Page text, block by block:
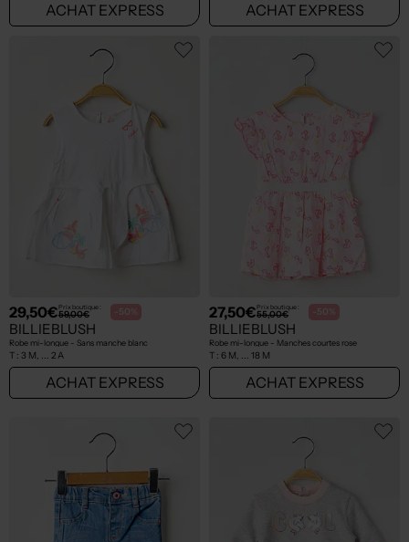
ACHAT EXPRESS ACHAT EXPRESS
29,50€Prix boutique :
59,00€ -50%
BILLIEBLUSH
Robe mi-longue - Sans manche blanc
T : 3 M, ... 2 A
ACHAT EXPRESS
27,50€Prix boutique :
55,00€ -50%
BILLIEBLUSH
Robe mi-longue - Manches courtes rose
T : 6 M, ... 18 M
ACHAT EXPRESS